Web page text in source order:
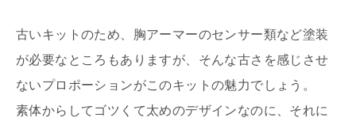
古いキットのため、胸アーマーのセンサー類など塗装
が必要なところもありますが、そんな古さを感じさせ
ないプロポーションがこのキットの魅力でしょう。
素体からしてゴツくて太めのデザインなのに、それに